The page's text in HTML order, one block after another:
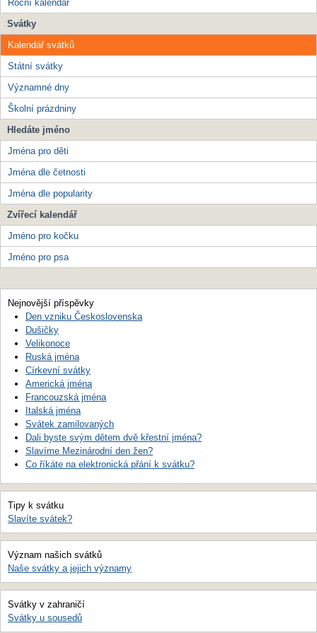
Roční kalendář
Svátky
Kalendář svátků
Státní svátky
Významné dny
Školní prázdniny
Hledáte jméno
Jména pro děti
Jména dle četnosti
Jména dle popularity
Zvířecí kalendář
Jméno pro kočku
Jméno pro psa
Nejnovější příspěvky
Den vzniku Československa
Dušičky
Velikonoce
Ruská jména
Církevní svátky
Americká jména
Francouzská jména
Italská jména
Svátek zamilovaných
Dali byste svým dětem dvě křestní jména?
Slavíme Mezinárodní den žen?
Co říkáte na elektronická přání k svátku?
Tipy k svátku
Slavíte svátek?
Význam našich svátků
Naše svátky a jejich významy
Svátky v zahraničí
Svátky u sousedů